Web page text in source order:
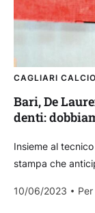
CAGLIARI CALCIO
Bari, De
denti:
Insieme al
stampa che
10/06/2023
Per